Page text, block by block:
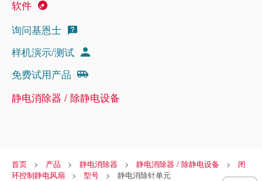
软件
询问基恩士
样机演示/测试
免费试用产品
静电消除器 / 除静电设备
首页 产品 静电消除器 静电消除器 / 除静电设备
闭
环控制静电风扇
型号 静电消除针单元